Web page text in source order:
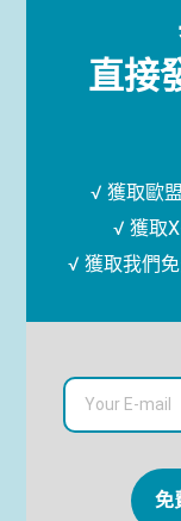
直接
√ 獲取歐
√ 獲取
√ 獲取我們
免